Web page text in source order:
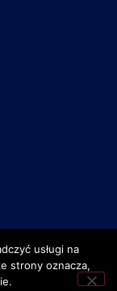
usługi na
strony oznacza,